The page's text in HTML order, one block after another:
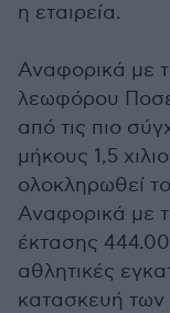
η εταιρεία.
Αναφορικά με
λεωφόρου
από τις πιο
μήκους 1,5
ολοκληρωθεί
Αναφορικά με
έκτασης
αθλητικές
κατασκευή των